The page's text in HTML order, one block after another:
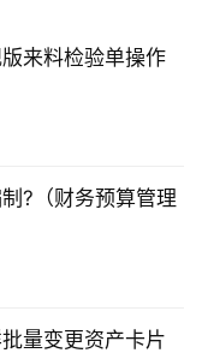
来料检验单操作
?（财务预算管理
量变更资产卡片